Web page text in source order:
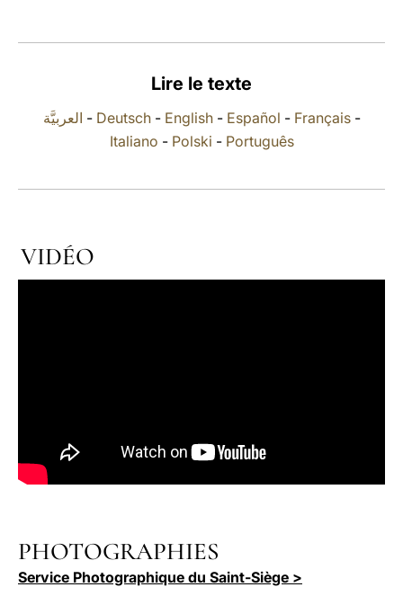
Lire le texte
العربيَّة - Deutsch- English- Español - Français-
Italiano - Polski - Português
VIDÉO
PHOTOGRAPHIES
Service Photographique du Saint-Siège >